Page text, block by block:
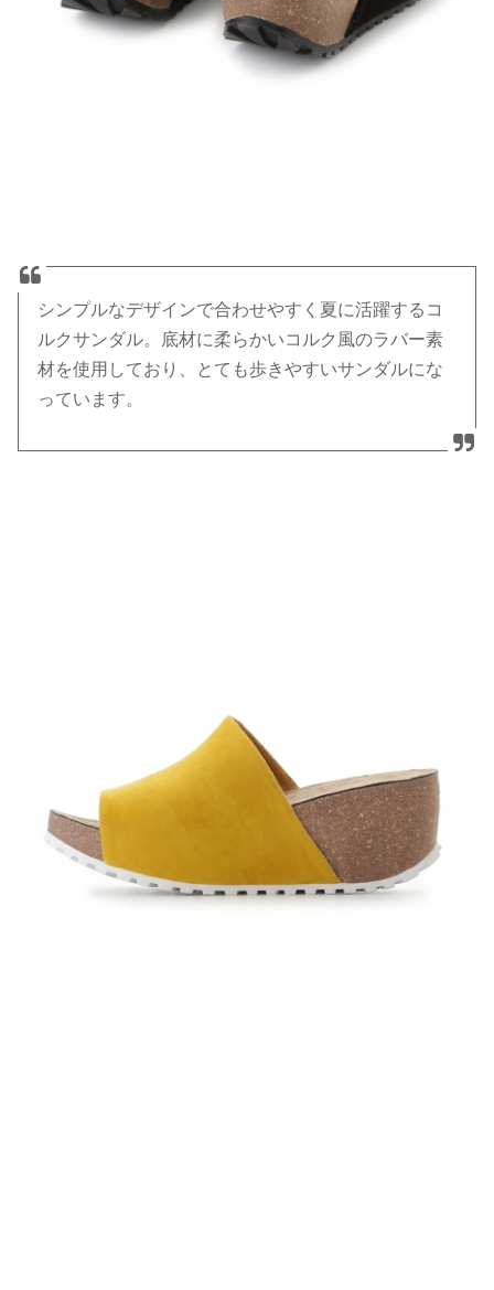
シンプルなデザインで合わせやすく夏に活躍するコ
ルクサンダル。底材に柔らかいコルク風のラバー素
材を使用しており、とても歩きやすいサンダルにな
っています。